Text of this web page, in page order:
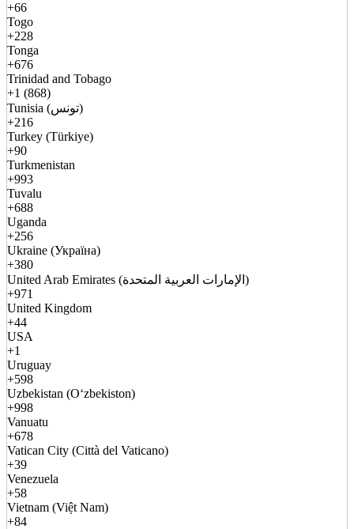
+66
Togo
+228
Tonga
+676
Trinidad and Tobago
+1 (868)
Tunisia (تونس)
+216
Turkey (Türkiye)
+90
Turkmenistan
+993
Tuvalu
+688
Uganda
+256
Ukraine (Україна)
+380
United Arab Emirates (الإمارات العربية المتحدة)
+971
United Kingdom
+44
USA
+1
Uruguay
+598
Uzbekistan (Oʻzbekiston)
+998
Vanuatu
+678
Vatican City (Città del Vaticano)
+39
Venezuela
+58
Vietnam (Việt Nam)
+84